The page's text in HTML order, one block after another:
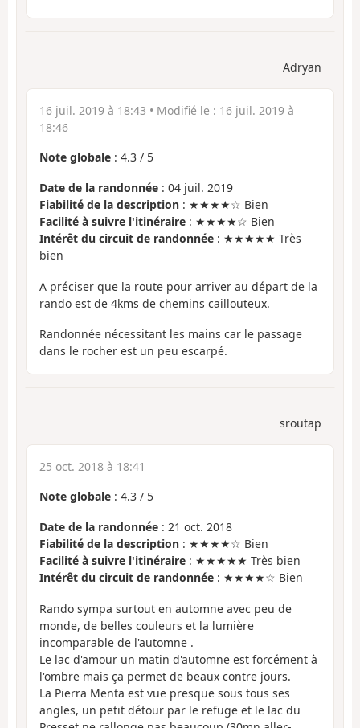
Adryan
16 juil. 2019 à 18:43 • Modifié le : 16 juil. 2019 à
18:46
Note globale : 4.3 / 5
Date de la randonnée : 04 juil. 2019
Fiabilité de la description : ★★★★☆ Bien
Facilité à suivre l'itinéraire : ★★★★☆ Bien
Intérêt du circuit de randonnée : ★★★★★ Très
bien
A préciser que la route pour arriver au départ de la
rando est de 4kms de chemins caillouteux.
Randonnée nécessitant les mains car le passage
dans le rocher est un peu escarpé.
sroutap
25 oct. 2018 à 18:41
Note globale : 4.3 / 5
Date de la randonnée : 21 oct. 2018
Fiabilité de la description : ★★★★☆ Bien
Facilité à suivre l'itinéraire : ★★★★★ Très bien
Intérêt du circuit de randonnée : ★★★★☆ Bien
Rando sympa surtout en automne avec peu de
monde, de belles couleurs et la lumière
incomparable de l'automne .
Le lac d'amour un matin d'automne est forcément à
l'ombre mais ça permet de beaux contre jours.
La Pierra Menta est vue presque sous tous ses
angles, un petit détour par le refuge et le lac du